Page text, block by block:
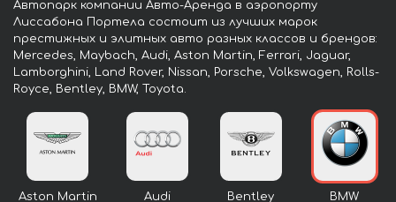
Автопарк компании Авто-Аренда в аэропорту
Лиссабона Портела состоит из лучших марок
престижных и элитных авто разных классов и брендов:
Mercedes, Maybach, Audi, Aston Martin, Ferrari, Jaguar,
Lamborghini, Land Rover, Nissan, Porsche, Volkswagen, Rolls-
Royce, Bentley, BMW, Toyota.
Aston Martin Audi Bentley BMW